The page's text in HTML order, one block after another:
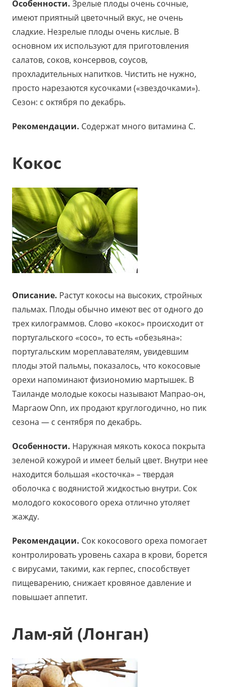
Особенности. Зрелые плоды очень сочные,
имеют приятный цветочный вкус, не очень
сладкие. Незрелые плоды очень кислые. В
основном их используют для приготовления
салатов, соков, консервов, соусов,
прохладительных напитков. Чистить не нужно,
просто нарезаются кусочками («звездочками»).
Сезон: с октября по декабрь.
Рекомендации. Содержат много витамина С.
Кокос
Описание. Растут кокосы на высоких, стройных
пальмах. Плоды обычно имеют вес от одного до
трех килограммов. Слово «кокос» происходит от
португальского «сосо», то есть «обезьяна»:
португальским мореплавателям, увидевшим
плоды этой пальмы, показалось, что кокосовые
орехи напоминают физиономию мартышек. В
Таиланде молодые кокосы называют Мапрао-он,
Mapraow Onn, их продают круглогодично, но пик
сезона — с сентября по декабрь.
Особенности. Наружная мякоть кокоса покрыта
зеленой кожурой и имеет белый цвет. Внутри нее
находится большая «косточка» – твердая
оболочка с водянистой жидкостью внутри. Сок
молодого кокосового ореха отлично утоляет
жажду.
Рекомендации. Сок кокосового ореха помогает
контролировать уровень сахара в крови, борется
с вирусами, такими, как герпес, способствует
пищеварению, снижает кровяное давление и
повышает аппетит.
Лам-яй (Лонган)